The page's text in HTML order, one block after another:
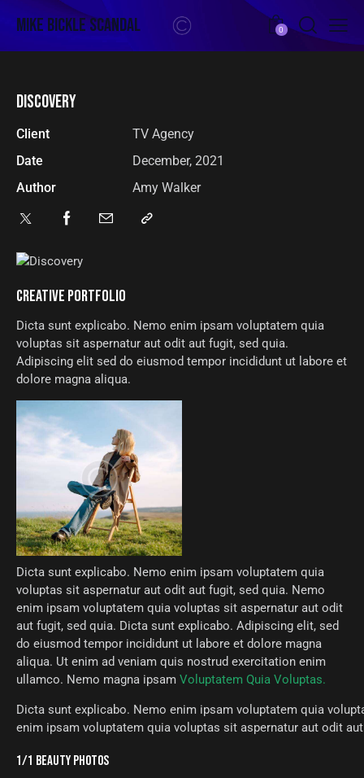
Mike Bickle Scandal 0
DISCOVERY
Client
TV Agency
Date
December, 2021
Author
Amy Walker
CREATIVE PORTFOLIO
Dicta sunt explicabo. Nemo enim ipsam voluptatem quia
voluptas sit aspernatur aut odit aut fugit, sed quia.
Adipiscing elit sed do eiusmod tempor incididunt ut labore et
dolore magna aliqua.
Dicta sunt explicabo. Nemo enim ipsam voluptatem quia
voluptas sit aspernatur aut odit aut fugit, sed quia. Nemo
enim ipsam voluptatem quia voluptas sit aspernatur aut odit
aut fugit, sed quia. Dicta sunt explicabo. Adipiscing elit, sed
do eiusmod tempor incididunt ut labore et dolore magna
aliqua. Ut enim ad veniam quis nostrud exercitation enim
ullamco. Nemo magna ipsam Voluptatem Quia Voluptas.
Dicta sunt explicabo. Nemo enim ipsam voluptatem quia
enim ipsam voluptatem quia voluptas sit aspernatur aut odit
1/1 BEAUTY PHOTOS